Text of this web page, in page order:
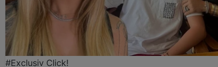
#Exclusiv Click!